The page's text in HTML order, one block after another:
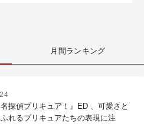
月間ランキング
探偵プリキュア！』ED 、可愛さと
れるプリキュアたちの表現に注